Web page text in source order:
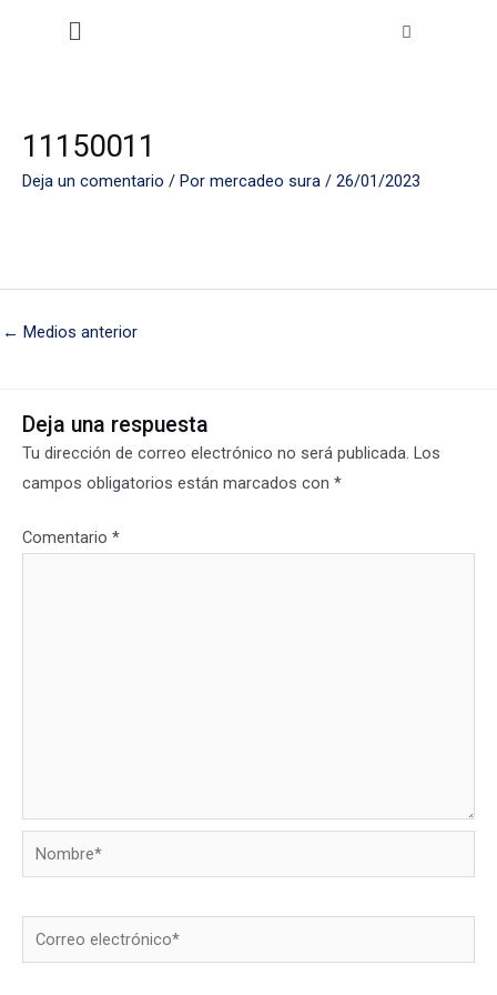
Menú
11150011
Deja un comentario / Por mercadeo sura / 26/01/2023
← Medios anterior
Deja una respuesta
Tu dirección de correo electrónico no será publicada. Los
campos obligatorios están marcados con *
Comentario *
Nombre*
Correo
electrónico*